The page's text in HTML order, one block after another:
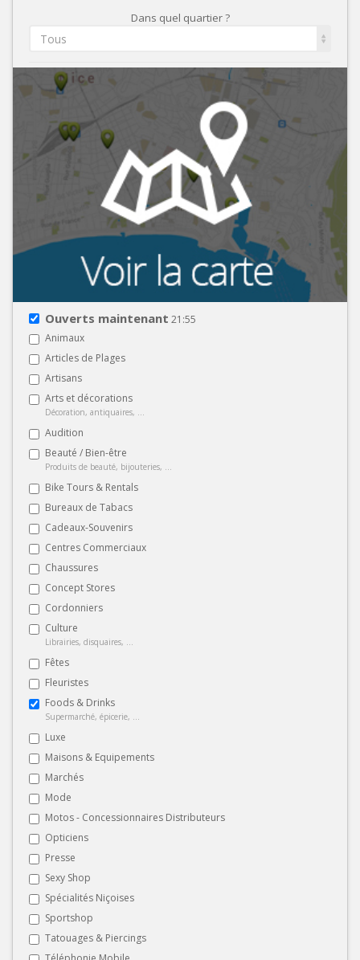
Dans quel quartier ?
Tous
Ouverts maintenant 21:55
Animaux
Articles de Plages
Artisans
Arts et décorations
Décoration, antiquaires, ...
Audition
Beauté / Bien-être
Produits de beauté, bijouteries, ...
Bike Tours & Rentals
Bureaux de Tabacs
Cadeaux-Souvenirs
Centres Commerciaux
Chaussures
Concept Stores
Cordonniers
Culture
Librairies, disquaires, ...
Fêtes
Fleuristes
Foods & Drinks
Supermarché, épicerie, ...
Luxe
Maisons & Equipements
Marchés
Mode
Motos - Concessionnaires Distributeurs
Opticiens
Presse
Sexy Shop
Spécialités Niçoises
Sportshop
Tatouages & Piercings